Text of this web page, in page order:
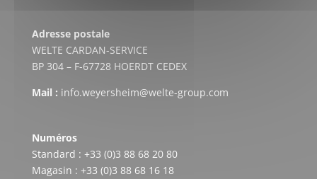
Adresse postale
WELTE CARDAN-SERVICE
BP 304 – F-67728 HOERDT CEDEX
Mail : info.weyersheim@welte-group.com
Numéros
Standard : +33 (0)3 88 68 20 80
Magasin : +33 (0)3 88 68 16 18